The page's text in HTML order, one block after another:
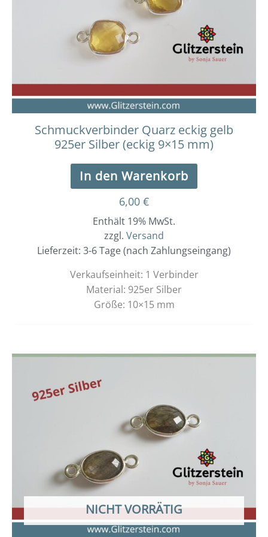
Schmuckverbinder Quarz eckig gelb
925er Silber (eckig 9×15 mm)
In den Warenkorb
6,00 €
Enthält 19% MwSt.
zzgl. Versand
Lieferzeit: 3-6 Tage (nach Zahlungseingang)
Verkaufseinheit: 1 Verbinder
Material: 925er Silber
Größe: 10×15 mm
NICHT VORRÄTIG